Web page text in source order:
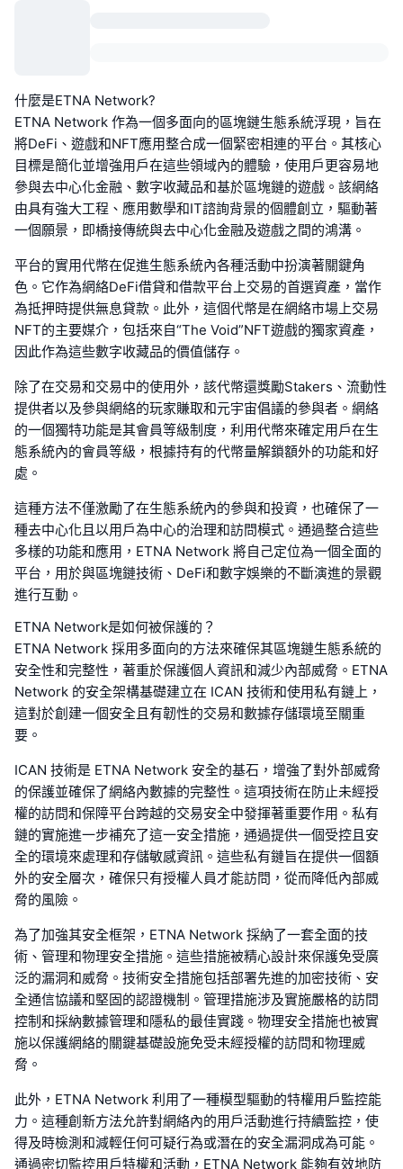
什麼是ETNA Network?
ETNA Network 作為一個多面向的區塊鏈生態系統浮現，旨在
將DeFi、遊戲和NFT應用整合成一個緊密相連的平台。其核心
目標是簡化並增強用戶在這些領域內的體驗，使用戶更容易地
參與去中心化金融、數字收藏品和基於區塊鏈的遊戲。該網絡
由具有強大工程、應用數學和IT諮詢背景的個體創立，驅動著
一個願景，即橋接傳統與去中心化金融及遊戲之間的鴻溝。
平台的實用代幣在促進生態系統內各種活動中扮演著關鍵角
色。它作為網絡DeFi借貸和借款平台上交易的首選資產，當作
為抵押時提供無息貸款。此外，這個代幣是在網絡市場上交易
NFT的主要媒介，包括來自“The Void”NFT遊戲的獨家資產，
因此作為這些數字收藏品的價值儲存。
除了在交易和交易中的使用外，該代幣還獎勵Stakers、流動性
提供者以及參與網絡的玩家賺取和元宇宙倡議的參與者。網絡
的一個獨特功能是其會員等級制度，利用代幣來確定用戶在生
態系統內的會員等級，根據持有的代幣量解鎖額外的功能和好
處。
這種方法不僅激勵了在生態系統內的參與和投資，也確保了一
種去中心化且以用戶為中心的治理和訪問模式。通過整合這些
多樣的功能和應用，ETNA Network 將自己定位為一個全面的
平台，用於與區塊鏈技術、DeFi和數字娛樂的不斷演進的景觀
進行互動。
ETNA Network是如何被保護的？
ETNA Network 採用多面向的方法來確保其區塊鏈生態系統的
安全性和完整性，著重於保護個人資訊和減少內部威脅。ETNA
Network 的安全架構基礎建立在 ICAN 技術和使用私有鏈上，
這對於創建一個安全且有韌性的交易和數據存儲環境至關重
要。
ICAN 技術是 ETNA Network 安全的基石，增強了對外部威脅
的保護並確保了網絡內數據的完整性。這項技術在防止未經授
權的訪問和保障平台跨越的交易安全中發揮著重要作用。私有
鏈的實施進一步補充了這一安全措施，通過提供一個受控且安
全的環境來處理和存儲敏感資訊。這些私有鏈旨在提供一個額
外的安全層次，確保只有授權人員才能訪問，從而降低內部威
脅的風險。
為了加強其安全框架，ETNA Network 採納了一套全面的技
術、管理和物理安全措施。這些措施被精心設計來保護免受廣
泛的漏洞和威脅。技術安全措施包括部署先進的加密技術、安
全通信協議和堅固的認證機制。管理措施涉及實施嚴格的訪問
控制和採納數據管理和隱私的最佳實踐。物理安全措施也被實
施以保護網絡的關鍵基礎設施免受未經授權的訪問和物理威
脅。
此外，ETNA Network 利用了一種模型驅動的特權用戶監控能
力。這種創新方法允許對網絡內的用戶活動進行持續監控，使
得及時檢測和減輕任何可疑行為或潛在的安全漏洞成為可能。
通過密切監控用戶特權和活動，ETNA Network 能夠有效地防